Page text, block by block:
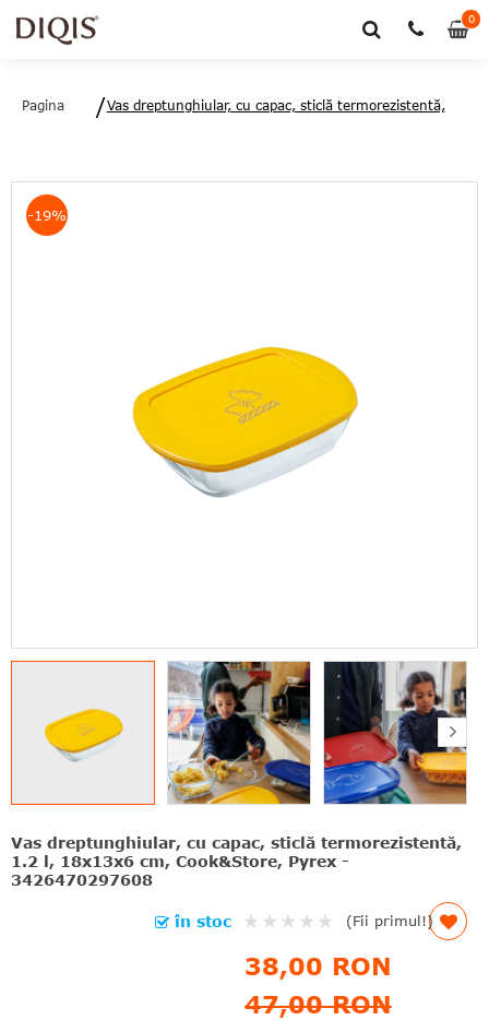
00
Pagina
Vas dreptunghiular, cu capac, sticlă termorezistentă,
Vas dreptunghiular, cu capac, sticlă termorezistentă,
1.2 l, 18x13x6 cm, Cook&Store, Pyrex -
3426470297608
Rating:
(Fii primul!)
în stoc
38,00 RON
47,00 RON
-19%